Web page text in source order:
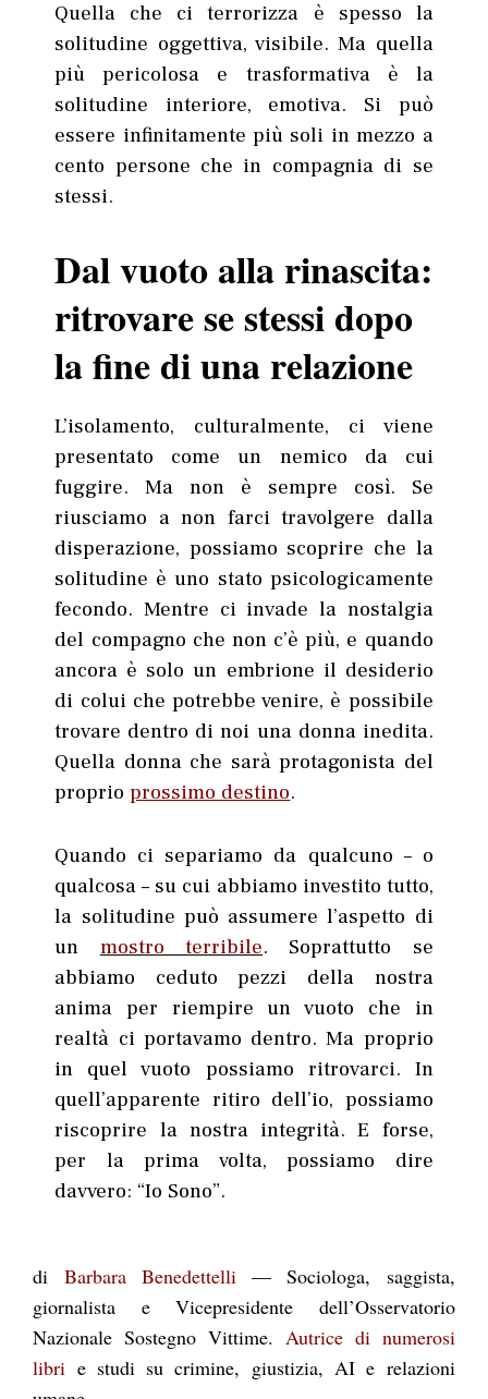
Quella che ci terrorizza è spesso la
solitudine oggettiva, visibile. Ma quella
più pericolosa e trasformativa è la
solitudine interiore, emotiva. Si può
essere infinitamente più soli in mezzo a
cento persone che in compagnia di se
stessi.
Dal vuoto alla rinascita:
ritrovare se stessi dopo
la fine di una relazione
L’isolamento, culturalmente, ci viene
presentato come un nemico da cui
fuggire. Ma non è sempre così. Se
riusciamo a non farci travolgere dalla
disperazione, possiamo scoprire che la
solitudine è uno stato psicologicamente
fecondo. Mentre ci invade la nostalgia
del compagno che non c’è più, e quando
ancora è solo un embrione il desiderio
di colui che potrebbe venire, è possibile
trovare dentro di noi una donna inedita.
Quella donna che sarà protagonista del
proprioprossimo destino.
Quando ci separiamo da qualcuno – o
qualcosa – su cui abbiamo investito tutto,
la solitudine può assumere l’aspetto di
un mostro terribile. Soprattutto se
abbiamo ceduto pezzi della nostra
anima per riempire un vuoto che in
realtà ci portavamo dentro. Ma proprio
in quel vuoto possiamo ritrovarci. In
quell’apparente ritiro dell’io, possiamo
riscoprire la nostra integrità. E forse,
per la prima volta, possiamo dire
davvero: “Io Sono”.
di Barbara Benedettelli— Sociologa, saggista,
giornalista e Vicepresidente dell’Osservatorio
Nazionale Sostegno Vittime. Autrice di numerosi
libri e studi su crimine, giustizia, AI e relazioni